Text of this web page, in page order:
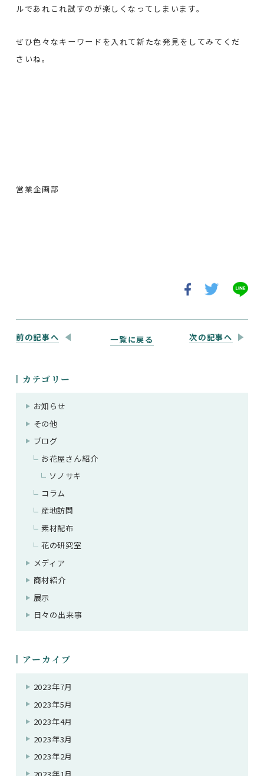
ルであれこれ試すのが楽しくなってしまいます。
ぜひ色々なキーワードを入れて新たな発見をしてみてくだ
さいね。
営業企画部
前の記事へ 一覧に戻る 次の記事へ
カテゴリー
お知らせ
その他
ブログ
お花屋さん紹介
ソノサキ
コラム
産地訪問
素材配布
花の研究室
メディア
商材紹介
展示
日々の出来事
アーカイブ
2023年7月
2023年5月
2023年4月
2023年3月
2023年2月